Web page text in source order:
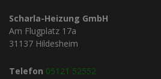
Scharla-Heizung GmbH
Am Flugplatz 17a
31137 Hildesheim
Telefon 05121 52552